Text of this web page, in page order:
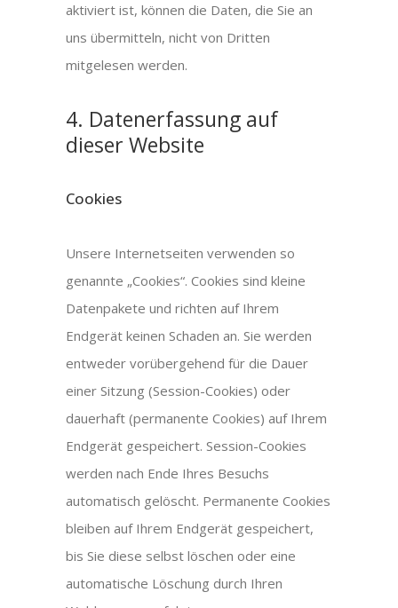
aktiviert ist, können die Daten, die Sie an
uns übermitteln, nicht von Dritten
mitgelesen werden.
4. Datenerfassung auf
dieser Website
Cookies
Unsere Internetseiten verwenden so
genannte „Cookies“. Cookies sind kleine
Datenpakete und richten auf Ihrem
Endgerät keinen Schaden an. Sie werden
entweder vorübergehend für die Dauer
einer Sitzung (Session-Cookies) oder
dauerhaft (permanente Cookies) auf Ihrem
Endgerät gespeichert. Session-Cookies
werden nach Ende Ihres Besuchs
automatisch gelöscht. Permanente Cookies
bleiben auf Ihrem Endgerät gespeichert,
bis Sie diese selbst löschen oder eine
automatische Löschung durch Ihren